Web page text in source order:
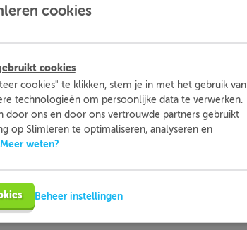
van woorden zijn als volgt:
regelingen, overheidsplannen, ziekten.
cookies
cookies
cookies" te klikken, stem je in met het gebruik van
technologieën om persoonlijke data te verwerken.
door ons en door ons vertrouwde partners gebruikt
op Slimleren te optimaliseren, analyseren en
Meer weten?
Beheer instellingen